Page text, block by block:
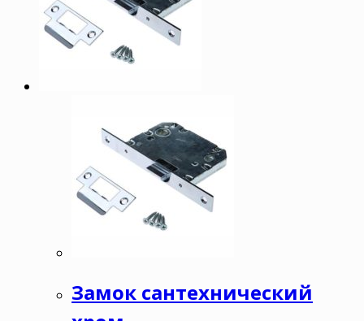
Замок сантехнический